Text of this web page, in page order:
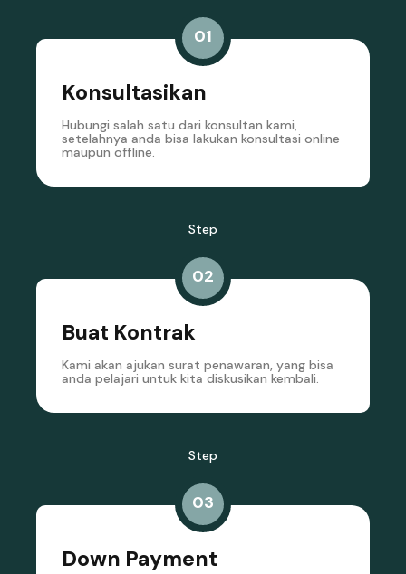
01
Konsultasikan
Hubungi salah satu dari konsultan kami,
setelahnya anda bisa lakukan konsultasi online
maupun offline.
Step
02
Buat Kontrak
Kami akan ajukan surat penawaran, yang bisa
anda pelajari untuk kita diskusikan kembali.
Step
03
Down Payment